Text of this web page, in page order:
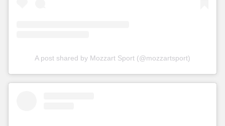
A post shared by Mozzart Sport (@mozzartsport)